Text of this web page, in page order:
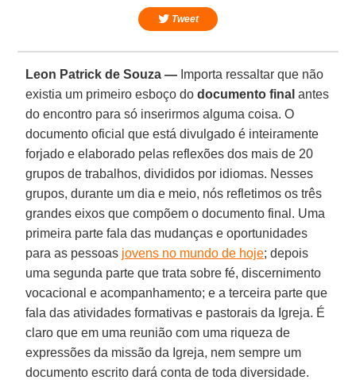
Tweet
Leon Patrick de Souza — Importa ressaltar que não
existia um primeiro esboço do documento final antes
do encontro para só inserirmos alguma coisa. O
documento oficial que está divulgado é inteiramente
forjado e elaborado pelas reflexões dos mais de 20
grupos de trabalhos, divididos por idiomas. Nesses
grupos, durante um dia e meio, nós refletimos os três
grandes eixos que compõem o documento final. Uma
primeira parte fala das mudanças e oportunidades
para as pessoas jovens no mundo de hoje; depois
uma segunda parte que trata sobre fé, discernimento
vocacional e acompanhamento; e a terceira parte que
fala das atividades formativas e pastorais da Igreja. É
claro que em uma reunião com uma riqueza de
expressões da missão da Igreja, nem sempre um
documento escrito dará conta de toda diversidade.